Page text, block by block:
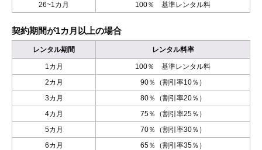
26~1カ月
100％ 基準レンタル料
契約期間が1カ月以上の場合
レンタル期間 レンタル料率
1カ月
100％ 基準レンタル料
2カ月
90％（割引率10％）
3カ月
80％（割引率20％）
4カ月
75％（割引率25％）
5カ月
70％（割引率30％）
6カ月
65％（割引率35％）